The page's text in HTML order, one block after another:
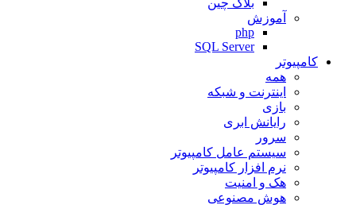
بلاک چین
آموزش
php
SQL Server
کامپیوتر
همه
اینترنت و شبکه
بازی
رایانش ابری
سرور
سیستم عامل کامپیوتر
نرم افزار کامپیوتر
هک و امنیت
هوش مصنوعی